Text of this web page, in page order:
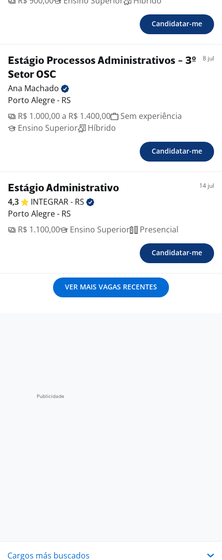
Candidatar-me
Estágio Processos Administrativos - 3º
Setor OSC
8 jul
Ana Machado
Porto Alegre - RS
R$ 1.000,00 a R$ 1.400,00
Sem experiência
Ensino Superior
Híbrido
Candidatar-me
Estágio Administrativo 14 jul
4,3 INTEGRAR - RS
Porto Alegre - RS
R$ 1.100,00
Ensino Superior Presencial
Candidatar-me
VER MAIS VAGAS RECENTES
Cargos más buscados